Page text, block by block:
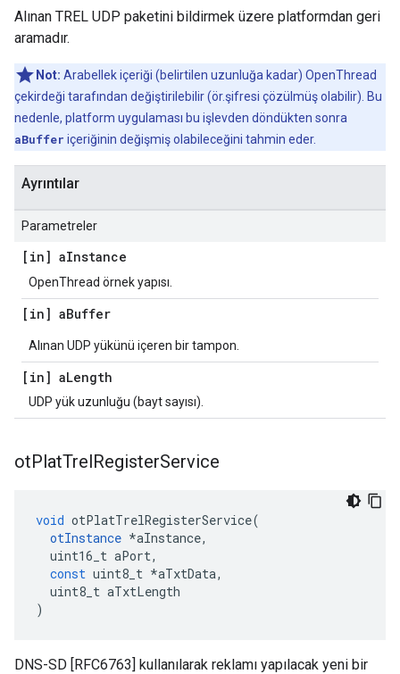
Alınan TREL UDP paketini bildirmek üzere platformdan geri
aramadır.
Not: Arabellek içeriği (belirtilen uzunluğa kadar) OpenThread
çekirdeği tarafından değiştirilebilir (ör.şifresi çözülmüş olabilir). Bu
nedenle, platform uygulaması bu işlevden döndükten sonra
aBuffer içeriğinin değişmiş olabileceğini tahmin eder.
Ayrıntılar
Parametreler
[in] aInstance
OpenThread örnek yapısı.
[in] aBuffer
Alınan UDP yükünü içeren bir tampon.
[in] aLength
UDP yük uzunluğu (bayt sayısı).
otPlatTrelRegisterService
void otPlatTrelRegisterService(
otInstance *aInstance,
uint16_t aPort,
const uint8_t *aTxtData,
uint8_t aTxtLength
)
DNS-SD [RFC6763] kullanılarak reklamı yapılacak yeni bir